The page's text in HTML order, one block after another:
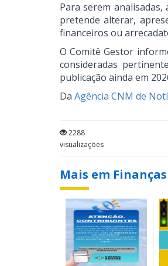
Para serem
pretende alterar,
financeiros ou
O Comitê Gestor
consideradas
publicação ainda em
Da Agência CNM de
2288
visualizações
Mais em Finanças